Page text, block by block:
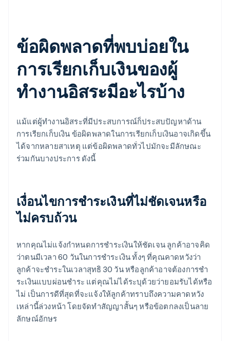
ข้อผิดพลาดที่พบบ่อยใน
การเรียกเก็บเงินของผู้
ทำงานอิสระมีอะไรบ้าง
แม้แต่ผู้ทํางานอิสระที่มีประสบการณ์ก็ประสบปัญหาด้าน
การเรียกเก็บเงิน ข้อผิดพลาดในการเรียกเก็บเงินอาจเกิดขึ้น
ได้จากหลายสาเหตุ แต่ข้อผิดพลาดทั่วไปมักจะมีลักษณะ
ร่วมกันบางประการ ดังนี้
เงื่อนไขการชําระเงินที่ไม่ชัดเจนหรือ
ไม่ครบถ้วน
หากคุณไม่แจ้งกำหนดการชำระเงินให้ชัดเจน ลูกค้าอาจคิด
ว่าตนมีเวลา 60 วันในการชำระเงิน ทั้งๆ ที่คุณคาดหวังว่า
ลูกค้าจะชำระในเวลาสุทธิ 30 วัน หรือลูกค้าอาจต้องการชํา
ระเงินแบบผ่อนชําระ แต่คุณไม่ได้ระบุด้วยว่ายอมรับได้หรือ
ไม่ เป็นการดีที่สุดที่จะแจ้งให้ลูกค้าทราบถึงความคาดหวัง
เหล่านี้ล่วงหน้า โดยจัดทําสัญญาสั้นๆ หรือข้อตกลงเป็นลาย
ลักษณ์อักษร